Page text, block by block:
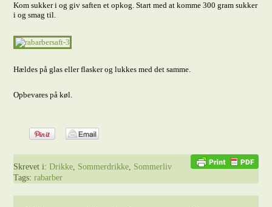
Kom sukker i og giv saften et opkog. Start med at komme 300 gram sukker
i og smag til.
Hældes på glas eller flasker og lukkes med det samme.
Opbevares på køl.
Skrevet i:Drikke, Sommerdrikke, Sommerliv
Tags:rabarber